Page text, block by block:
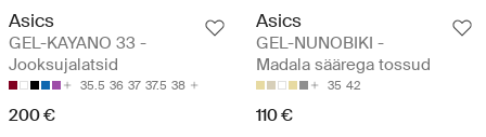
Asics
GEL-KAYANO 33 -
Jooksujalatsid
35.5 36 37 37.5 38
200 €
Asics
GEL-NUNOBIKI -
Madala säärega tossud
35 42
110 €